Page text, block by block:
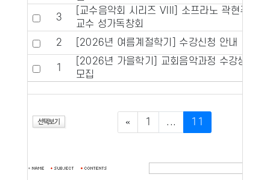
3
[교수음악회 시리즈 VIII] 소프라노 곽현주
교수 성가독창회
2
[2026년 여름계절학기] 수강신청 안내
1
[2026년 가을학기] 교회음악과정 수강생
모집
« 1 ... 11